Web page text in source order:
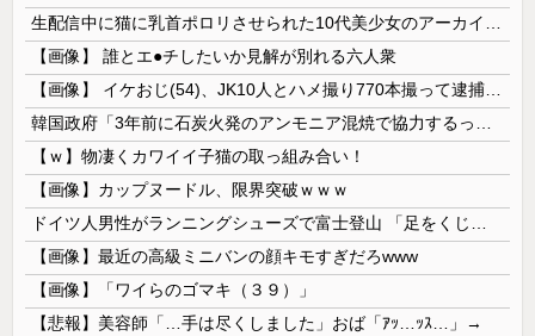
【画像】 誰とエ●チしたいか見解が別れる六人衆
【ｗ】物凄くカワイイ子猫の取っ組み合い！
【画像】カップヌードル、限界突破ｗｗｗ
【画像】最近の高級ミニバンの顔キモすぎだろwww
【画像】「ワイらのゴマキ（３９）」
【悲報】美容師「…手は尽くしました」おば「ｱｯ…ｯｽ…」→